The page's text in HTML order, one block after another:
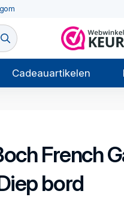
Cadeauartikelen
French
bord